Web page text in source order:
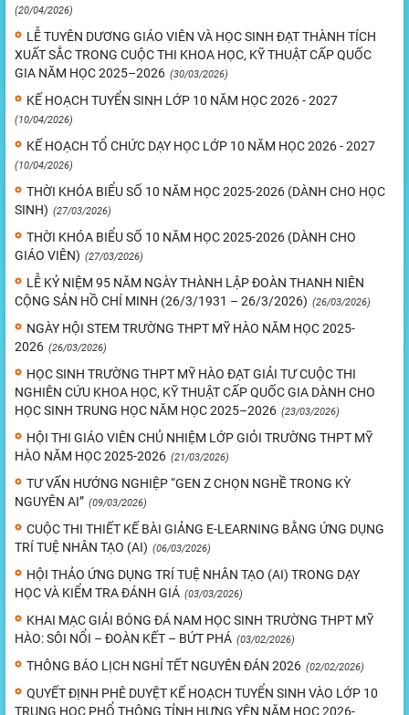
(20/04/2026)
LỄ TUYÊN DƯƠNG GIÁO VIÊN VÀ HỌC SINH ĐẠT THÀNH TÍCH
XUẤT SẮC TRONG CUỘC THI KHOA HỌC, KỸ THUẬT CẤP QUỐC
GIA NĂM HỌC 2025–2026 (30/03/2026)
KẾ HOẠCH TUYỂN SINH LỚP 10 NĂM HỌC 2026 - 2027
(10/04/2026)
KẾ HOẠCH TỔ CHỨC DẠY HỌC LỚP 10 NĂM HỌC 2026 - 2027
(10/04/2026)
THỜI KHÓA BIỂU SỐ 10 NĂM HỌC 2025-2026 (DÀNH CHO HỌC
SINH) (27/03/2026)
THỜI KHÓA BIỂU SỐ 10 NĂM HỌC 2025-2026 (DÀNH CHO
GIÁO VIÊN) (27/03/2026)
LỄ KỶ NIỆM 95 NĂM NGÀY THÀNH LẬP ĐOÀN THANH NIÊN
CỘNG SẢN HỒ CHÍ MINH (26/3/1931 – 26/3/2026) (26/03/2026)
NGÀY HỘI STEM TRƯỜNG THPT MỸ HÀO NĂM HỌC 2025-
2026 (26/03/2026)
HỌC SINH TRƯỜNG THPT MỸ HÀO ĐẠT GIẢI TƯ CUỘC THI
NGHIÊN CỨU KHOA HỌC, KỸ THUẬT CẤP QUỐC GIA DÀNH CHO
HỌC SINH TRUNG HỌC NĂM HỌC 2025–2026 (23/03/2026)
HỘI THI GIÁO VIÊN CHỦ NHIỆM LỚP GIỎI TRƯỜNG THPT MỸ
HÀO NĂM HỌC 2025-2026 (21/03/2026)
TƯ VẤN HƯỚNG NGHIỆP “GEN Z CHỌN NGHỀ TRONG KỲ
NGUYÊN AI” (09/03/2026)
CUỘC THI THIẾT KẾ BÀI GIẢNG E-LEARNING BẰNG ỨNG DỤNG
TRÍ TUỆ NHÂN TẠO (AI) (06/03/2026)
HỘI THẢO ỨNG DỤNG TRÍ TUỆ NHÂN TẠO (AI) TRONG DẠY
HỌC VÀ KIỂM TRA ĐÁNH GIÁ (03/03/2026)
KHAI MẠC GIẢI BÓNG ĐÁ NAM HỌC SINH TRƯỜNG THPT MỸ
HÀO: SÔI NỔI – ĐOÀN KẾT – BỨT PHÁ (03/02/2026)
THÔNG BÁO LỊCH NGHỈ TẾT NGUYÊN ĐÁN 2026 (02/02/2026)
QUYẾT ĐỊNH PHÊ DUYỆT KẾ HOẠCH TUYỂN SINH VÀO LỚP 10
TRUNG HỌC PHỔ THÔNG TỈNH HƯNG YÊN NĂM HỌC 2026-